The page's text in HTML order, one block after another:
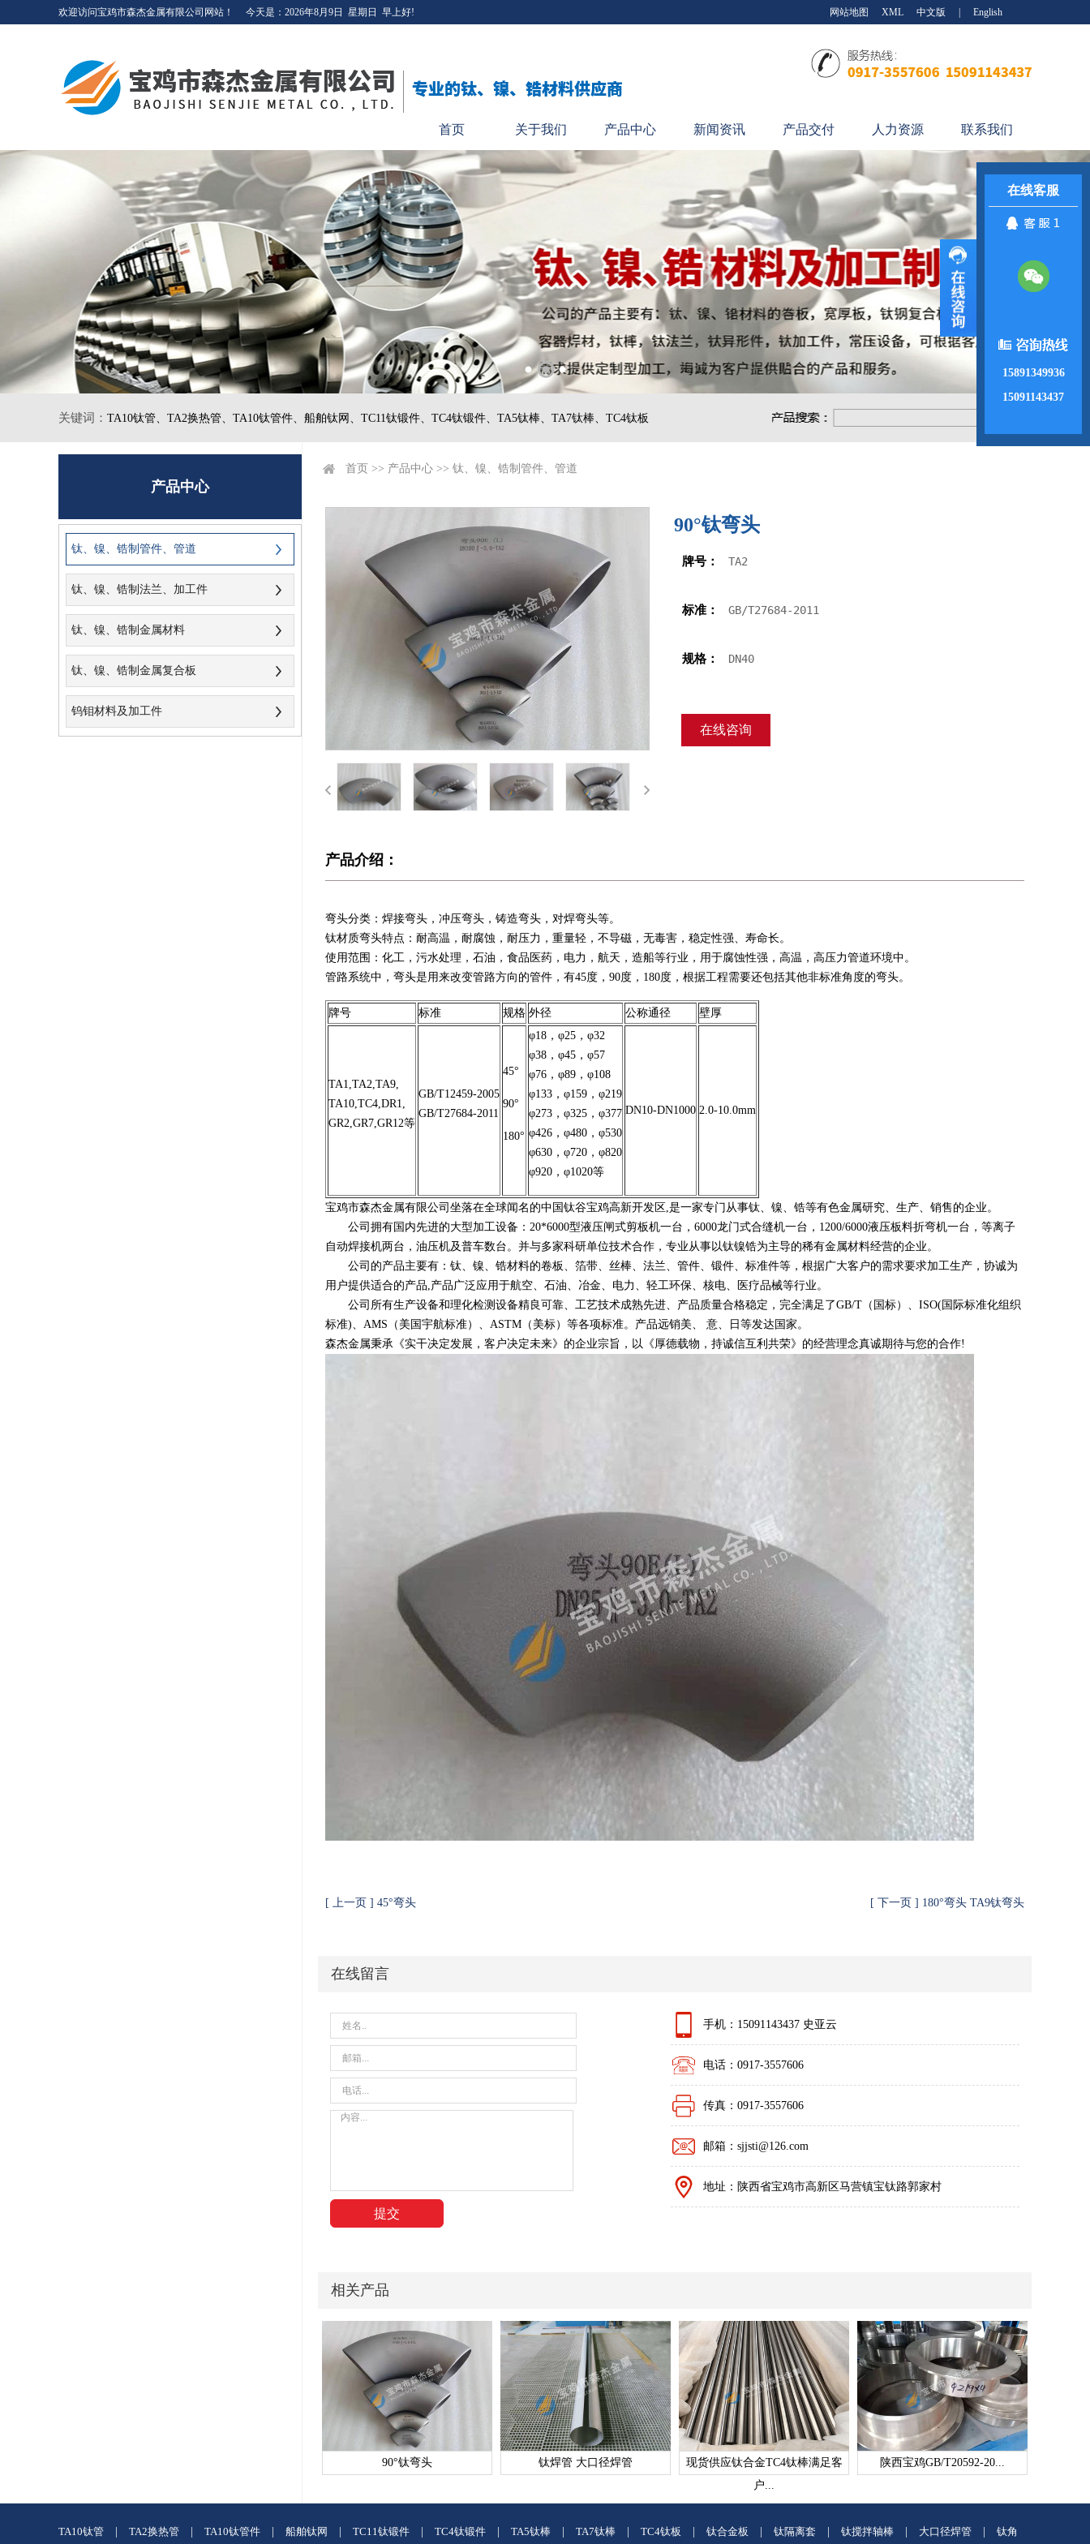
欢迎访问宝鸡市森杰金属有限公司网站！ 今天是： 2026年8月9日 星期日 早上好! 网站地图 XML 中文版 English
首页 关于我们 产品中心 新闻资讯 产品交付 人力资源 联系我们
关键词： TA10钛管、 TA2换热管、 TA10钛管件、 船舶钛网、 TC11钛锻件、 TC4钛锻件、 TA5钛棒、 TA7钛棒、 TC4钛板
产品中心
钛、镍、锆制管件、管道
钛、镍、锆制法兰、加工件
钛、镍、锆制金属材料
钛、镍、锆制金属复合板
钨钼材料及加工件
首页 >> 产品中心 >> 钛、镍、锆制管件、管道
90°钛弯头
牌号：
标准：
规格：
在线咨询
产品介绍：
弯头分类： 焊接弯头，冲压弯头，铸造弯头， 对焊弯头等。
钛材质弯头特点：耐高温，耐腐蚀，耐压力，重量轻，不导磁，无毒害，稳定性强、寿命长。
使用范围：化工，污水处理，石油，食品医药，电力，航天，造船等行业，用于腐蚀性强，高温，高压力管道环境中。
管路系统中，弯头是用来改变管路方向的管件，有45度，90度，180度，根据工程需要还包括其他非标准角度的弯头。
牌号 标准 规格 外径 公称通径 壁厚
TA1,TA2,TA9,
TA10,TC4,DR1,
GR2,GR7,GR12等
GB/T12459-2005
GB/T27684-2011
45°
90°
180°
φ18，φ25，φ32
φ38，φ45，φ57
φ76，φ89，φ108
φ133，φ159，φ219
φ273，φ325，φ377
φ426，φ480，φ530
φ630，φ720，φ820
φ920，φ1020等
DN10-DN1000 2.0-10.0mm
宝鸡市森杰金属有限公司坐落在全球闻名的中国钛谷宝鸡高新开发区,是一家专门从事钛、镍、锆等有色金属研究、生产、销售的企业。
公司拥有国内先进的大型加工设备：20*6000型液压闸式剪板机一台，6000龙门式合缝机一台，1200/6000液压板料折弯机一台，等离子
自动焊接机两台，油压机及普车数台。并与多家科研单位技术合作，专业从事以钛镍锆为主导的稀有金属材料经营的企业。
公司的产品主要有：钛、镍、锆材料的卷板、箔带、丝棒、法兰、管件、锻件、标准件等，根据广大客户的需求要求加工生产，协诚为
用户提供适合的产品,产品广泛应用于航空、石油、冶金、电力、轻工环保、核电、医疗品械等行业。
公司所有生产设备和理化检测设备精良可靠、工艺技术成熟先进、产品质量合格稳定，完全满足了GB/T（国标）、ISO(国际标准化组织
标准)、AMS（美国宇航标准）、ASTM（美标）等各项标准。产品远销美、 意、日等发达国家。
森杰金属秉承《实干决定发展，客户决定未来》的企业宗旨，以《厚德载物，持诚信互利共荣》的经营理念真诚期待与您的合作!
[ 上一页 ] 45°弯头 [ 下一页 ] 180°弯头 TA9钛弯头
在线留言
手机：15091143437 史亚云
电话：0917-3557606
传真：0917-3557606
邮箱：sjjsti@126.com
地址：陕西省宝鸡市高新区马营镇宝钛路郭家村
相关产品
90°钛弯头 钛焊管 大口径焊管
现货供应钛合金TC4钛棒满足客
户...
陕西宝鸡GB/T20592-20...
TA10钛管 TA2换热管 TA10钛管件 船舶钛网 TC11钛锻件 TC4钛锻件 TA5钛棒 TA7钛棒 TC4钛板 钛合金板 钛隔离套 钛搅拌轴棒 大口径焊管 钛角
在线客服
15891349936
15091143437